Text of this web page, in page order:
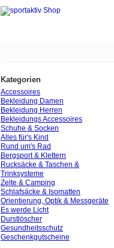
Kategorien
Accessoires
Bekleidung Damen
Bekleidung Herren
Bekleidungs Accessoires
Schuhe & Socken
Alles für's Kind
Rund um's Rad
Bergsport & Klettern
Rucksäcke & Taschen &
Trinksysteme
Zelte & Camping
Schlafsäcke & Isomatten
Orientierung, Optik & Messgeräte
Es werde Licht
Durstlöscher
Gesundheitsschutz
Geschenkgutscheine